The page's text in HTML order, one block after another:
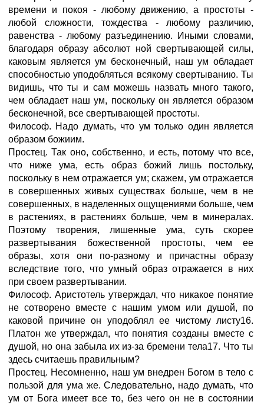
времени и покоя - любому движению, а простоты -
любой сложности, тождества - любому различию,
равенства - любому разъединению. Иными словами,
благодаря образу абсолют ной свертывающей силы,
каковым является ум бесконечный, наш ум обладает
способностью уподобляться всякому свертыванию. Ты
видишь, что ты и сам можешь назвать много такого,
чем обладает наш ум, поскольку он является образом
бесконечной, все свертывающей простоты.
Философ. Надо думать, что ум только один является
образом божиим.
Простец. Так оно, собственно, и есть, потому что все,
что ниже ума, есть образ божий лишь постольку,
поскольку в нем отражается ум; скажем, ум отражается
в совершенных живых существах больше, чем в не
совершенных, в наделенных ощущениями больше, чем
в растениях, в растениях больше, чем в минералах.
Поэтому творения, лишенные ума, суть скорее
развертывания божественной простоты, чем ее
образы, хотя они по-разному и причастны образу
вследствие того, что умный образ отражается в них
при своем развертывании.
Философ. Аристотель утверждал, что никакое понятие
не сотворено вместе с нашим умом или душой, по
каковой причине он уподоблял ее чистому листу16.
Платон же утверждал, что понятия созданы вместе с
душой, но она забыла их из-за бремени тела17. Что ты
здесь считаешь правильным?
Простец. Несомненно, наш ум внедрен Богом в тело с
пользой для ума же. Следовательно, надо думать, что
ум от Бога имеет все то, без чего он не в состоянии